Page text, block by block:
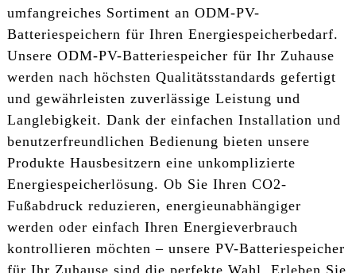
umfangreiches Sortiment an ODM-PV-
Batteriespeichern für Ihren Energiespeicherbedarf.
Unsere ODM-PV-Batteriespeicher für Ihr Zuhause
werden nach höchsten Qualitätsstandards gefertigt
und gewährleisten zuverlässige Leistung und
Langlebigkeit. Dank der einfachen Installation und
benutzerfreundlichen Bedienung bieten unsere
Produkte Hausbesitzern eine unkomplizierte
Energiespeicherlösung. Ob Sie Ihren CO2-
Fußabdruck reduzieren, energieunabhängiger
werden oder einfach Ihren Energieverbrauch
kontrollieren möchten – unsere PV-Batteriespeicher
für Ihr Zuhause sind die perfekte Wahl. Erleben Sie